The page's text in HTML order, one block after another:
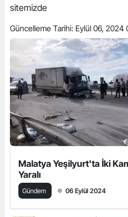
sitemizde
Güncelleme Tarihi: Eylül 06, 2024
Malatya Yeşilyurt'ta İki
Yaralı
Gündem 06 Eylül 2024